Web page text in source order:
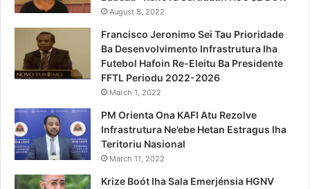
August 8, 2022
Francisco Jeronimo Sei Tau Prioridade
Ba Desenvolvimento Infrastrutura Iha
Futebol Hafoin Re-Eleitu Ba Presidente
FFTL Periodu 2022-2026
March 1, 2022
PM Orienta Ona KAFI Atu Rezolve
Infrastrutura Ne’ebe Hetan Estragus Iha
Teritoriu Nasional
March 11, 2022
Krize Boót Iha Sala Emerjénsia HGNV